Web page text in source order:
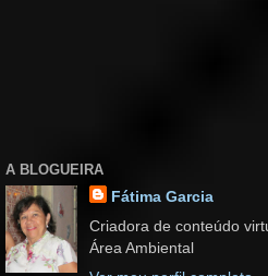
A BLOGUEIRA
Fátima Garcia
Criadora de conteúdo
Área Ambiental